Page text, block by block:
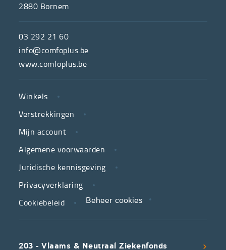
de
hulpmiddelenwinkel
van
neutrale
ziekenfondsen,
is
partner
in
zorg.
We
2880 Bornem
03 292 21 60
info@comfoplus.be
www.comfoplus.be
LINKS
Winkels
Verstrekkingen
Mijn account
Algemene voorwaarden
Juridische kennisgeving
Privacyverklaring
Cookiebeleid
Beheer cookies
203 - Vlaams & Neutraal Ziekenfonds